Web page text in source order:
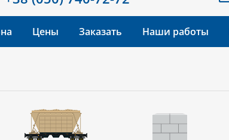
Цены Заказать Наши работы